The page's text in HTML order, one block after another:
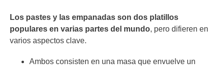
Los pastes y las empanadas son dos platillos
populares en varias partes del mundo, pero difieren en
varios aspectos clave.
Ambos consisten en una masa que envuelve un